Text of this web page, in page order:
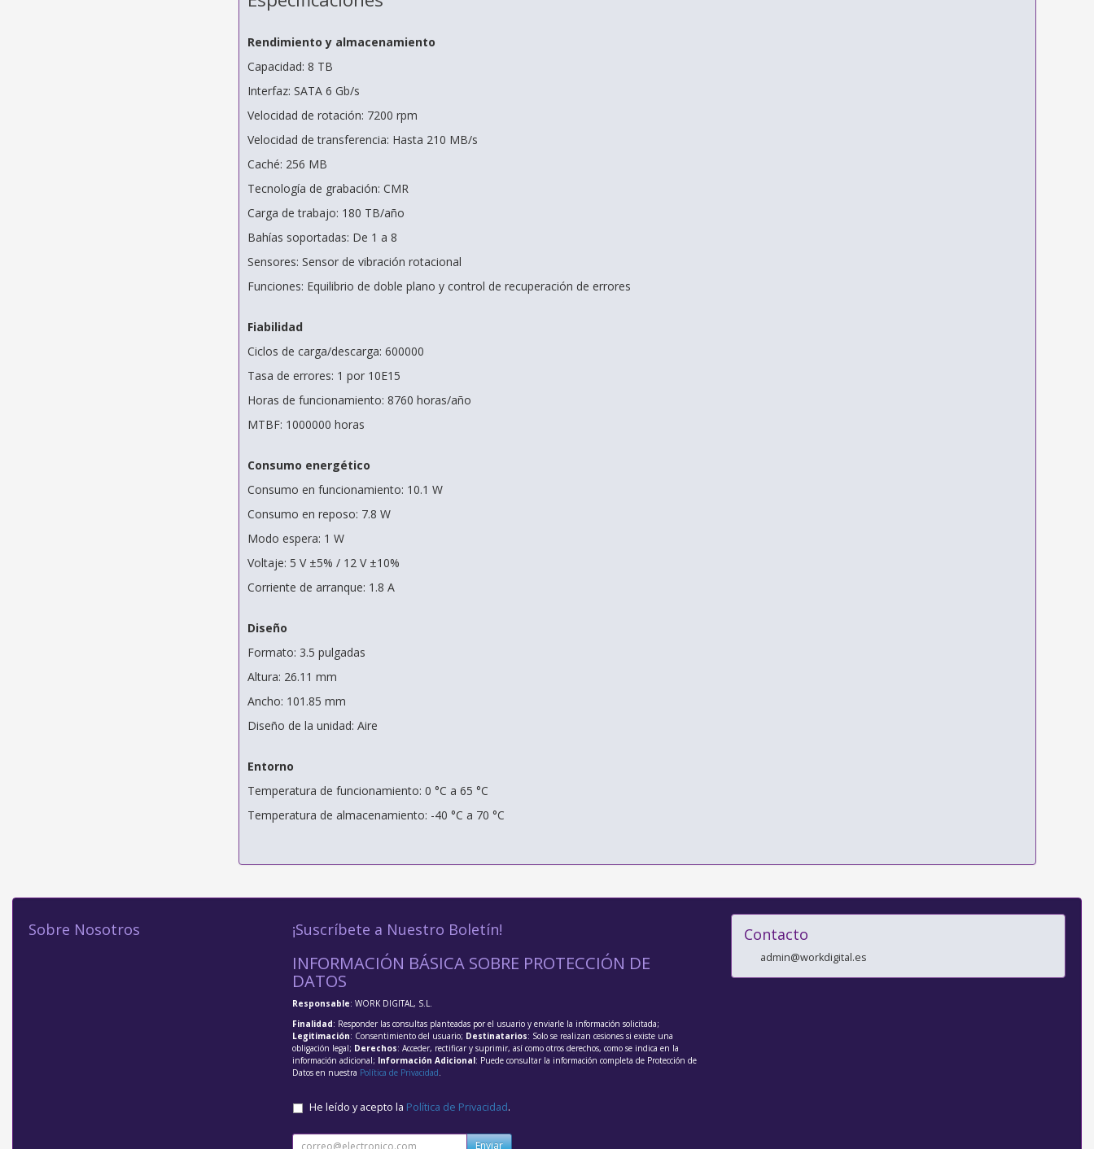
Rendimiento y almacenamiento
Capacidad: 8 TB
Interfaz: SATA 6 Gb/s
Velocidad de rotación: 7200 rpm
Velocidad de transferencia: Hasta 210 MB/s
Caché: 256 MB
Tecnología de grabación: CMR
Carga de trabajo: 180 TB/año
Bahías soportadas: De 1 a 8
Sensores: Sensor de vibración rotacional
Funciones: Equilibrio de doble plano y control de recuperación de errores
Fiabilidad
Ciclos de carga/descarga: 600000
Tasa de errores: 1 por 10E15
Horas de funcionamiento: 8760 horas/año
MTBF: 1000000 horas
Consumo energético
Consumo en funcionamiento: 10.1 W
Consumo en reposo: 7.8 W
Modo espera: 1 W
Voltaje: 5 V ±5% / 12 V ±10%
Corriente de arranque: 1.8 A
Diseño
Formato: 3.5 pulgadas
Altura: 26.11 mm
Ancho: 101.85 mm
Diseño de la unidad: Aire
Entorno
Temperatura de funcionamiento: 0 °C a 65 °C
Temperatura de almacenamiento: -40 °C a 70 °C
Sobre Nosotros ¡Suscríbete a Nuestro Boletín!
INFORMACIÓN BÁSICA SOBRE PROTECCIÓN DE
DATOS
Responsable: WORK DIGITAL, S.L.
Finalidad: Responder las consultas planteadas por el usuario y enviarle la información solicitada;
Legitimación: Consentimiento del usuario; Destinatarios: Solo se realizan cesiones si existe una
obligación legal; Derechos: Acceder, rectificar y suprimir, así como otros derechos, como se indica en la
información adicional; Información Adicional: Puede consultar la información completa de Protección de
Datos en nuestra Política de Privacidad.
He leído y acepto la Política de Privacidad.
Enviar
Contacto
admin@workdigital.es